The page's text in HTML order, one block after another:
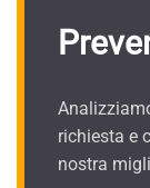
richiesta e
nostra